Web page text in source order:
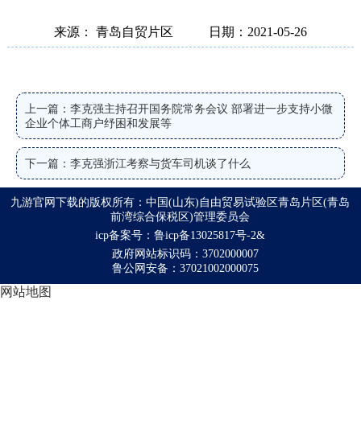
来源： 青岛自贸片区 日期：2021-05-26
上一篇：李克强主持召开国务院常务会议 部署进一步支持小微
企业个体工商户纾困和发展等
下一篇：李克强浙江考察与货车司机谈了什么
九游官网下载的版权所有：中国(山东)自由贸易试验区青岛片区(青岛
前湾综合保税区)管理委员会
icp备案号：鲁icp备13025817号-2&
政府网站标识码：3702000007
鲁公网安备：37021002000075
网站地图